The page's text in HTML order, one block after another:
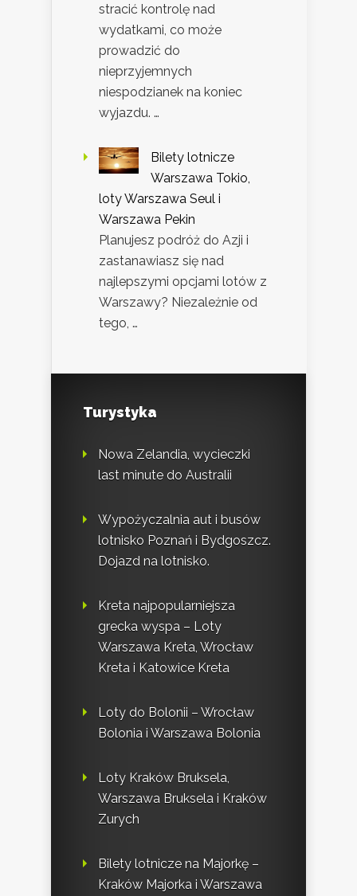
stracić kontrolę nad
wydatkami, co może
prowadzić do
nieprzyjemnych
niespodzianek na koniec
wyjazdu. …
Bilety lotnicze
Warszawa Tokio,
loty Warszawa Seul i
Warszawa Pekin
Planujesz podróż do Azji i
zastanawiasz się nad
najlepszymi opcjami lotów z
Warszawy? Niezależnie od
tego, …
Turystyka
Nowa Zelandia, wycieczki
last minute do Australii
Wypożyczalnia aut i busów
lotnisko Poznań i Bydgoszcz.
Dojazd na lotnisko.
Kreta najpopularniejsza
grecka wyspa – Loty
Warszawa Kreta, Wrocław
Kreta i Katowice Kreta
Loty do Bolonii – Wrocław
Bolonia i Warszawa Bolonia
Loty Kraków Bruksela,
Warszawa Bruksela i Kraków
Zurych
Bilety lotnicze na Majorkę –
Kraków Majorka i Warszawa